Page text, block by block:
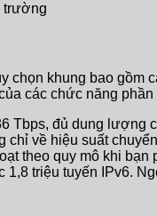
trường
khung bao gồm
các chức năng phần
Tbps, đủ dung lượng
về hiệu suất
theo quy mô khi
triệu tuyến IPv6.